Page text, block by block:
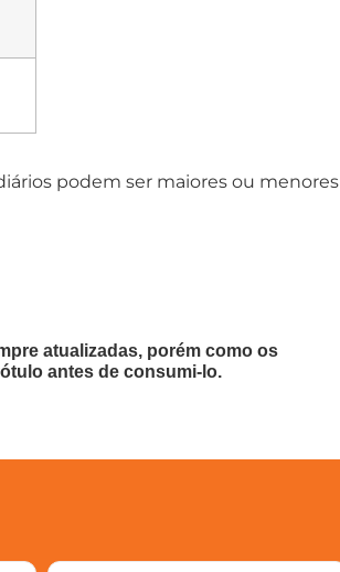
podem ser maiores ou menores
atualizadas, porém como os
antes de consumi-lo.